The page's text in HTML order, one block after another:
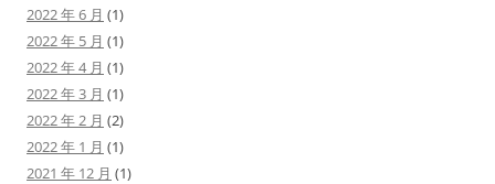
2022 年 6 月 (1)
2022 年 5 月 (1)
2022 年 4 月 (1)
2022 年 3 月 (1)
2022 年 2 月 (2)
2022 年 1 月 (1)
2021 年 12 月 (1)